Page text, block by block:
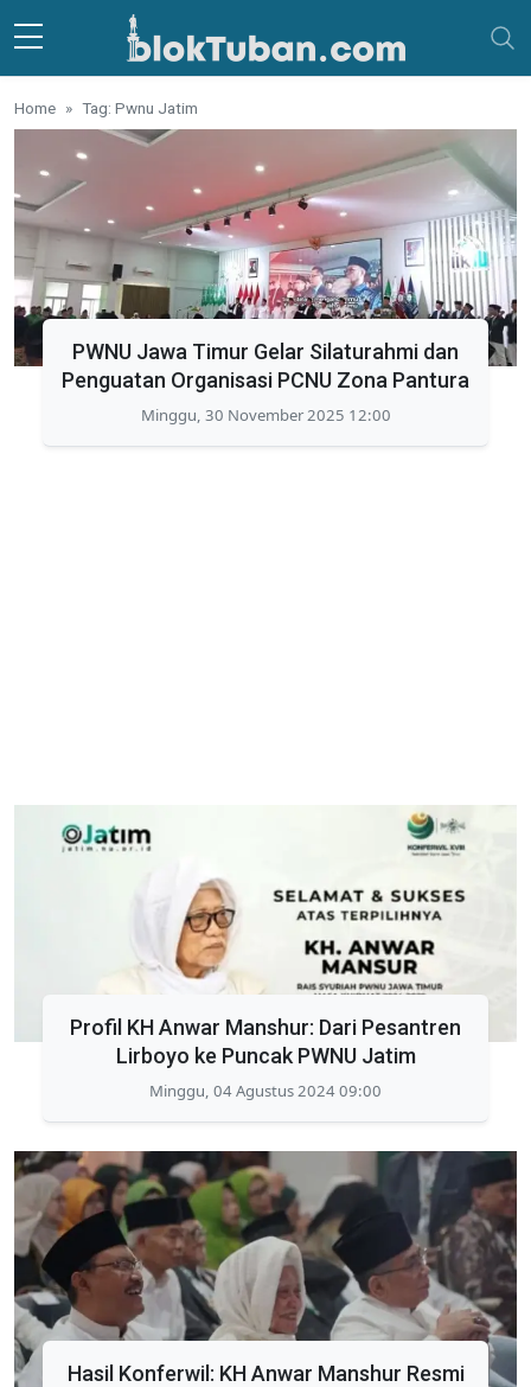
Skip to main content
Home Tag: Pwnu Jatim
PWNU Jawa Timur Gelar Silaturahmi dan
Penguatan Organisasi PCNU Zona Pantura
Minggu, 30 November 2025 12:00
Profil KH Anwar Manshur: Dari Pesantren
Lirboyo ke Puncak PWNU Jatim
Minggu, 04 Agustus 2024 09:00
Hasil Konferwil: KH Anwar Manshur Resmi